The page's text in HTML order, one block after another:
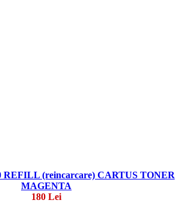
REFILL (reincarcare) CARTUS TONER
MAGENTA
180 Lei